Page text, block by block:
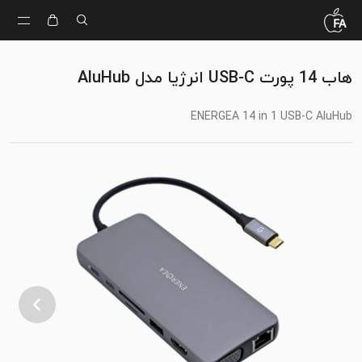
هاب 14 پورت USB-C انرژیا مدل AluHub
ENERGEA 14 in 1 USB-C AluHub